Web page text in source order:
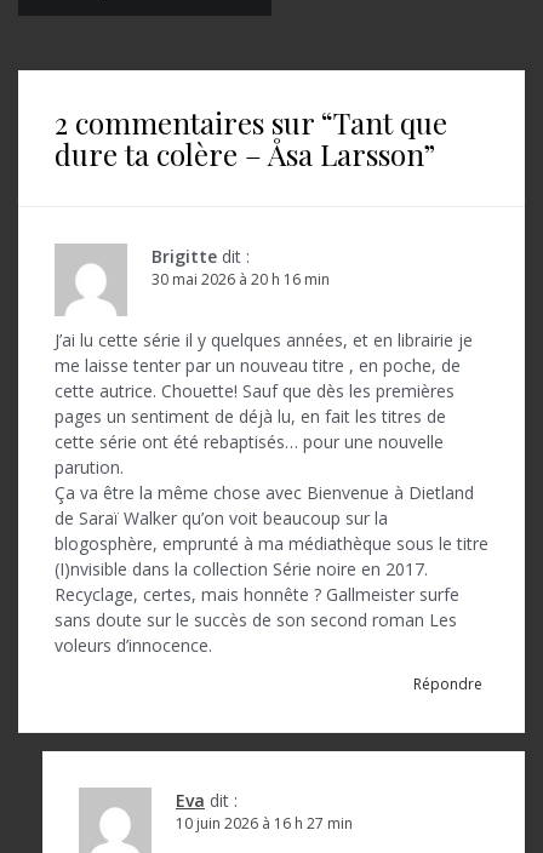
v
i
e
2 commentaires sur “Tant que
dure ta colère – Åsa Larsson”
Brigitte dit :
30 mai 2026 à 20 h 16 min
J’ai lu cette série il y quelques années, et en librairie je
me laisse tenter par un nouveau titre , en poche, de
cette autrice. Chouette! Sauf que dès les premières
pages un sentiment de déjà lu, en fait les titres de
cette série ont été rebaptisés… pour une nouvelle
parution.
Ça va être la même chose avec Bienvenue à Dietland
de Saraï Walker qu’on voit beaucoup sur la
blogosphère, emprunté à ma médiathèque sous le titre
(I)nvisible dans la collection Série noire en 2017.
Recyclage, certes, mais honnête ? Gallmeister surfe
sans doute sur le succès de son second roman Les
voleurs d’innocence.
Répondre
Eva dit :
10 juin 2026 à 16 h 27 min